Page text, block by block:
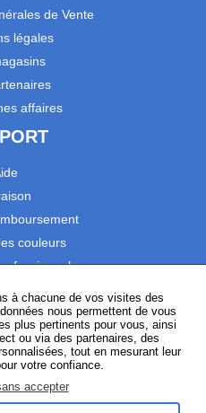
de Vente
légales
affaires
couleurs
Clients
NOUS
à chacune de vos visites des
nous permettent de vous
plus pertinents pour vous, ainsi
ou via des partenaires, des
tout en mesurant leur
votre confiance.
accepter